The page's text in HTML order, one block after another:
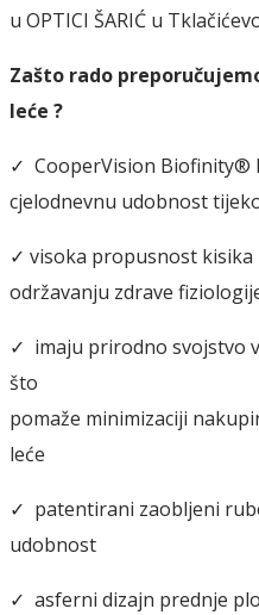
u OPTICI ŠARIĆ u
Zašto rado
leće ?
✓ CooperVision Biofinity®
cjelodnevnu udobnost
✓ visoka propusnost kisika
održavanju zdrave
✓ imaju prirodno svojstvo
što
pomaže minimizaciji
leće
✓ patentirani zaobljeni
udobnost
✓ asferni dizajn prednje